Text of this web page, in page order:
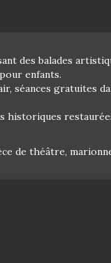
des balades
enfants.
séances gratuites
historiques
de théâtre,